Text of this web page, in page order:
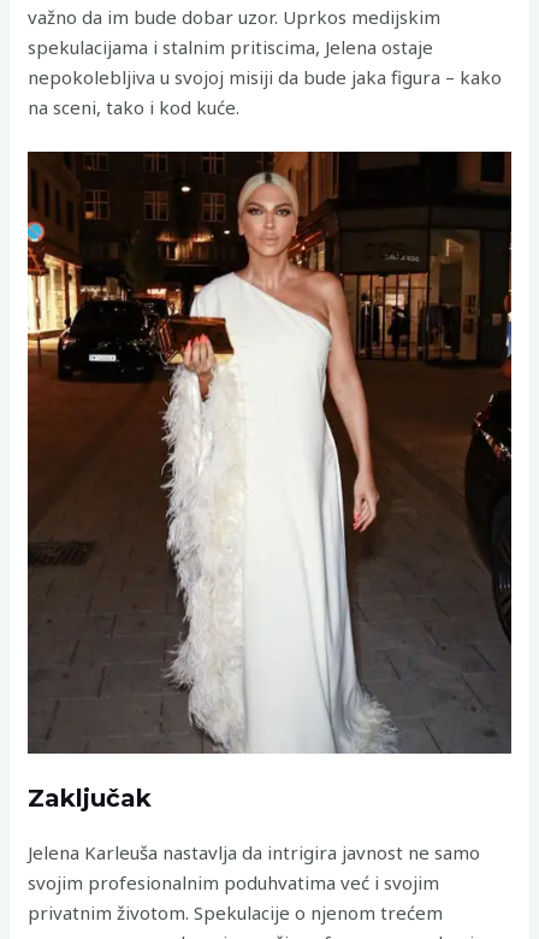
važno da im bude dobar uzor. Uprkos medijskim
spekulacijama i stalnim pritiscima, Jelena ostaje
nepokolebljiva u svojoj misiji da bude jaka figura – kako
na sceni, tako i kod kuće.
Zaključak
Jelena Karleuša nastavlja da intrigira javnost ne samo
svojim profesionalnim poduhvatima već i svojim
privatnim životom. Spekulacije o njenom trećem